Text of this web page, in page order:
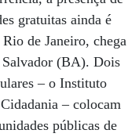
gratuitas ainda é
de Janeiro, chega
Salvador (BA). Dois
– o Instituto
– colocam
públicas de